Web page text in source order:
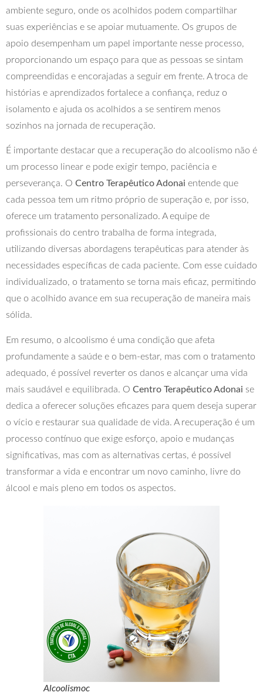
ambiente seguro, onde os acolhidos podem compartilhar
suas experiências e se apoiar mutuamente. Os grupos de
apoio desempenham um papel importante nesse processo,
proporcionando um espaço para que as pessoas se sintam
compreendidas e encorajadas a seguir em frente. A troca de
histórias e aprendizados fortalece a confiança, reduz o
isolamento e ajuda os acolhidos a se sentirem menos
sozinhos na jornada de recuperação.
É importante destacar que a recuperação do alcoolismo não é
um processo linear e pode exigir tempo, paciência e
perseverança. O Centro Terapêutico Adonai entende que
cada pessoa tem um ritmo próprio de superação e, por isso,
oferece um tratamento personalizado. A equipe de
profissionais do centro trabalha de forma integrada,
utilizando diversas abordagens terapêuticas para atender às
necessidades específicas de cada paciente. Com esse cuidado
individualizado, o tratamento se torna mais eficaz, permitindo
que o acolhido avance em sua recuperação de maneira mais
sólida.
Em resumo, o alcoolismo é uma condição que afeta
profundamente a saúde e o bem-estar, mas com o tratamento
adequado, é possível reverter os danos e alcançar uma vida
mais saudável e equilibrada. O Centro Terapêutico Adonai se
dedica a oferecer soluções eficazes para quem deseja superar
o vício e restaurar sua qualidade de vida. A recuperação é um
processo contínuo que exige esforço, apoio e mudanças
significativas, mas com as alternativas certas, é possível
transformar a vida e encontrar um novo caminho, livre do
álcool e mais pleno em todos os aspectos.
Alcoolismoc